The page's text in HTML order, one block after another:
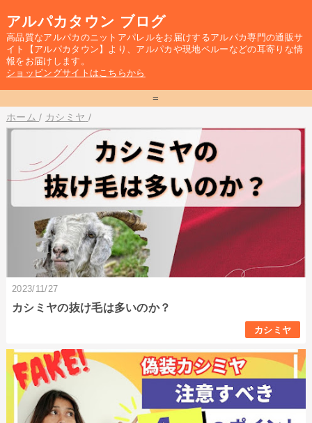
アルパカタウン ブログ
高品質なアルパカのニットアパレルをお届けするアルパカ専門の通販サ
イト【アルパカタウン】より、アルパカや現地ペルーなどの耳寄りな情
報をお届けします。
ショッピングサイトはこちらから
=
ホーム / カシミヤ /
2023/11/27
カシミヤの抜け毛は多いのか？
カシミヤ